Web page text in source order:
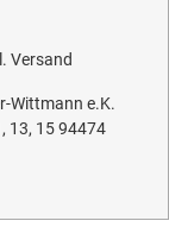
Versand
Wittmann e.K.
13, 15 94474